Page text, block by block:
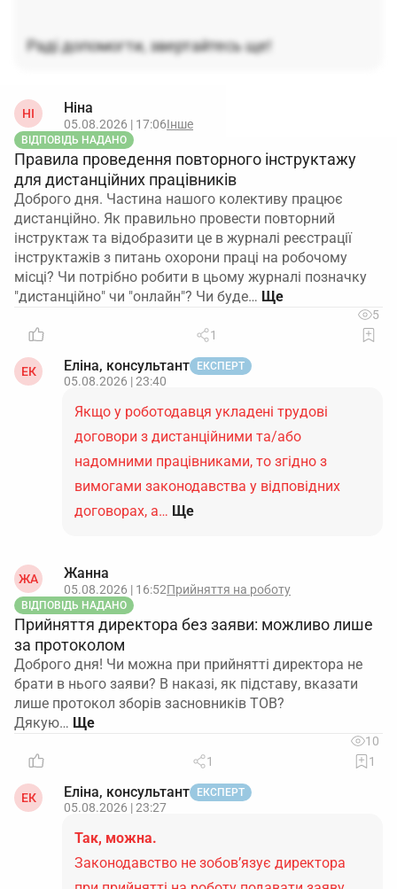
Раді допомогти, звертайтесь ще!
НІ Ніна
05.08.2026 | 17:06Інше
ВІДПОВІДЬ НАДАНО
Правила проведення повторного інструктажу
для дистанційних працівників
Доброго дня. Частина нашого колективу працює
дистанційно. Як правильно провести повторний
інструктаж та відобразити це в журналі реєстрації
інструктажів з питань охорони праці на робочому
місці? Чи потрібно робити в цьому журналі позначку
"дистанційно" чи "онлайн"? Чи буде…
5
1
ЕК Еліна, консультант ЕКСПЕРТ
05.08.2026 | 23:40
Якщо у роботодавця укладені трудові
договори з дистанційними та/або
надомними працівниками, то згідно з
вимогами законодавства у відповідних
договорах, а… Ще
ЖА Жанна
05.08.2026 | 16:52Прийняття на роботу
ВІДПОВІДЬ НАДАНО
Прийняття директора без заяви: можливо лише
за протоколом
Доброго дня! Чи можна при прийнятті директора не
брати в нього заяви? В наказі, як підставу, вказати
лише протокол зборів засновників ТОВ?
Дякую…
10
1
1
ЕК Еліна, консультант ЕКСПЕРТ
05.08.2026 | 23:27
Так, можна.
Законодавство не зобов’язує директора